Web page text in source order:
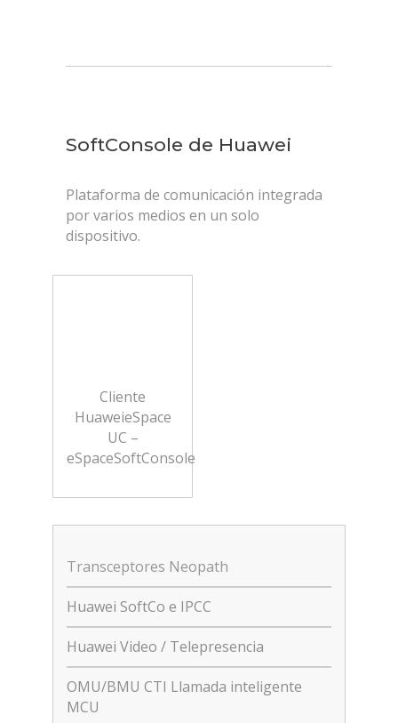
SoftConsole de Huawei
Plataforma de comunicación integrada
por varios medios en un solo
dispositivo.
Cliente
HuaweieSpace
UC –
eSpaceSoftConsole
Transceptores Neopath
Huawei SoftCo e IPCC
Huawei Video / Telepresencia
OMU/BMU CTI Llamada inteligente
MCU